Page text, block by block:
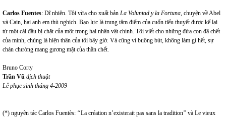
Carlos Fuentes: Dĩ nhiên. Tôi vừa cho xuất bản La Voluntad y la Fortuna, chuyện về Abel
và Cain, hai anh em thù nghịch. Bạo lực là trung tâm điểm của cuốn tiểu thuyết được kể lại
từ một cái đầu bị chặt của một trong hai nhân vật chính. Tôi viết cho những đứa con đã chết
của mình, chúng là hiện thân của tôi bây giờ. Và cũng vì buông bút, không làm gì hết, sự
chán chường mang gương mặt của thần chết.
Bruno Corty
Trần Vũ dịch thuật
Lễ phục sinh tháng 4-2009
(*) nguyên tác Carlos Fuentès: ‘‘La création n’existerait pas sans la tradition’’ và Le vieux